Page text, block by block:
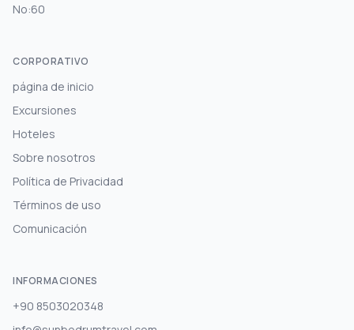
No:60
CORPORATIVO
página de inicio
Excursiones
Hoteles
Sobre nosotros
Política de Privacidad
Términos de uso
Comunicación
INFORMACIONES
+90 8503020348